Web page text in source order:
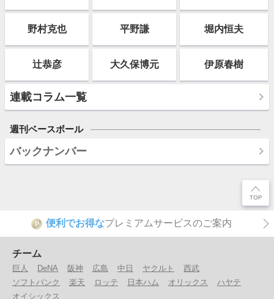
野村克也 平野謙 堀内恒夫
辻恭彦 大久保博元 伊原春樹
連載コラム一覧
週刊ベースボール
バックナンバー
P 便利でお得なプレミアムサービスのご案内
チーム
巨人 DeNA 阪神 広島 中日 ヤクルト
西武
ソフトバンク
楽天 ロッテ 日本ハム オリックス
ハヤテ
オイシックス